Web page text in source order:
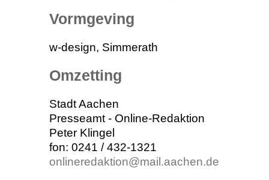
Vormgeving
w-design, Simmerath
Omzetting
Stadt Aachen
Presseamt - Online-Redaktion
Peter Klingel
fon: 0241 / 432-1321
onlineredaktion@mail.aachen.de